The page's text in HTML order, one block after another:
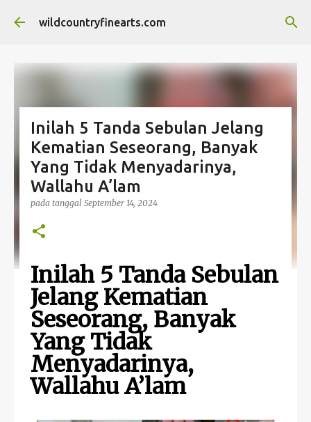
Langsung ke konten utama
wildcountryfinearts.com
Inilah 5 Tanda Sebulan Jelang
Kematian Seseorang, Banyak
Yang Tidak Menyadarinya,
Wallahu A’lam
pada tanggal September 14, 2024
Inilah 5 Tanda Sebulan
Jelang Kematian
Seseorang, Banyak
Yang Tidak
Menyadarinya,
Wallahu A’lam